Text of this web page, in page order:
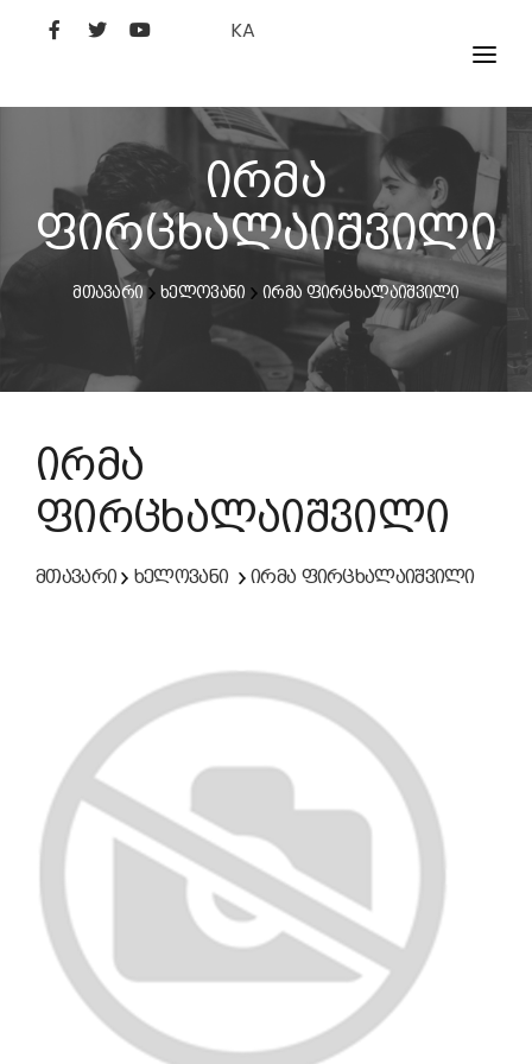
KA
ᲤᲘᲚᲛᲔᲑᲘ
ᲮᲔᲚᲝᲕᲐᲜᲘ
ᲙᲘᲜᲝᲡᲢᲣᲓᲘᲐ
ᲙᲘᲜᲝᲐᲙᲐᲓᲔᲛᲘᲐ
ირმა
ფირცხალაიშვილი
მთავარი ხელოვანი ირმა ფირცხალაიშვილი
ირმა
ფირცხალაიშვილი
მთავარი ხელოვანი ირმა ფირცხალაიშვილი